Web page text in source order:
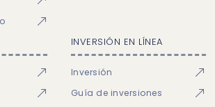
INVERSIÓN EN LÍNEA
Inversión
Guía de inversiones